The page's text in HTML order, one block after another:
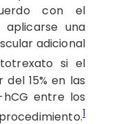
con el
una
adicional
si el
15% en las
entre los
1